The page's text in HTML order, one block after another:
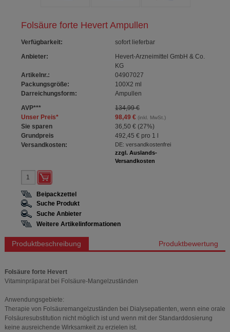
Folsäure forte Hevert Ampullen
Verfügbarkeit:
sofort lieferbar
Anbieter:
Hevert-Arzneimittel GmbH & Co.
KG
Artikelnr.:
04907027
Packungsgröße:
100X2 ml
Darreichungsform:
Ampullen
AVP***
134,99 €
Unser Preis* 98,49 €(inkl. MwSt.)
Sie sparen 36,50 € (27%)
Grundpreis
492,45 €pro 1 l
Versandkosten:
DE: versandkostenfrei
zzgl. Auslands-
Versandkosten
Beipackzettel
Suche Produkt
Suche Anbieter
Weitere Artikelinformationen
Produktbeschreibung Produktbewertung
Folsäure forte Hevert
Vitaminpräparat bei Folsäure-Mangelzuständen
Anwendungsgebiete:
Therapie von Folsäuremangelzuständen bei Dialysepatienten, wenn eine orale
Folsäuresubstitution nicht möglich ist und wenn mit der Standarddosierung
keine ausreichende Wirksamkeit zu erzielen ist.